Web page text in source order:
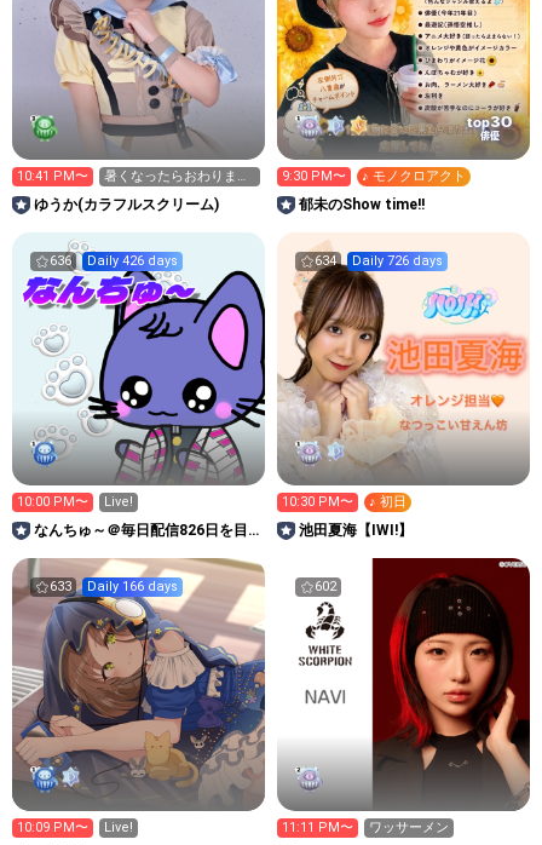
10:41 PM〜
暑くなったらおわります
笑
ゆうか(カラフルスクリーム)
top30
俳優
9:30 PM〜 ♪ モノクロアクト
郁未のShow time!!
636 Daily 426 days
10:00 PM〜 Live!
なんちゅ～＠毎日配信826日を目
634 Daily 726 days
10:30 PM〜 ♪ 初日
池田夏海【IWI!】
633 Daily 166 days
10:09 PM〜 Live!
602
11:11 PM〜 ワッサーメン